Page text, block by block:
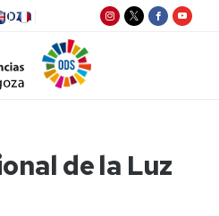
de la Luz